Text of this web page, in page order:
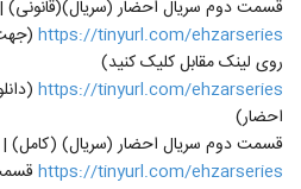
قسمت دوم سریال احضار (سریال)(قانونی) |
https://tinyurl.com/ehzarseries
روی لینک مقابل کلیک کنید)
https://tinyurl.com/ehzarseries
احضار)
قسمت دوم سریال احضار (سریال) (کامل) |
https://tinyurl.com/ehzarseries قسمت 2 سریال احضار